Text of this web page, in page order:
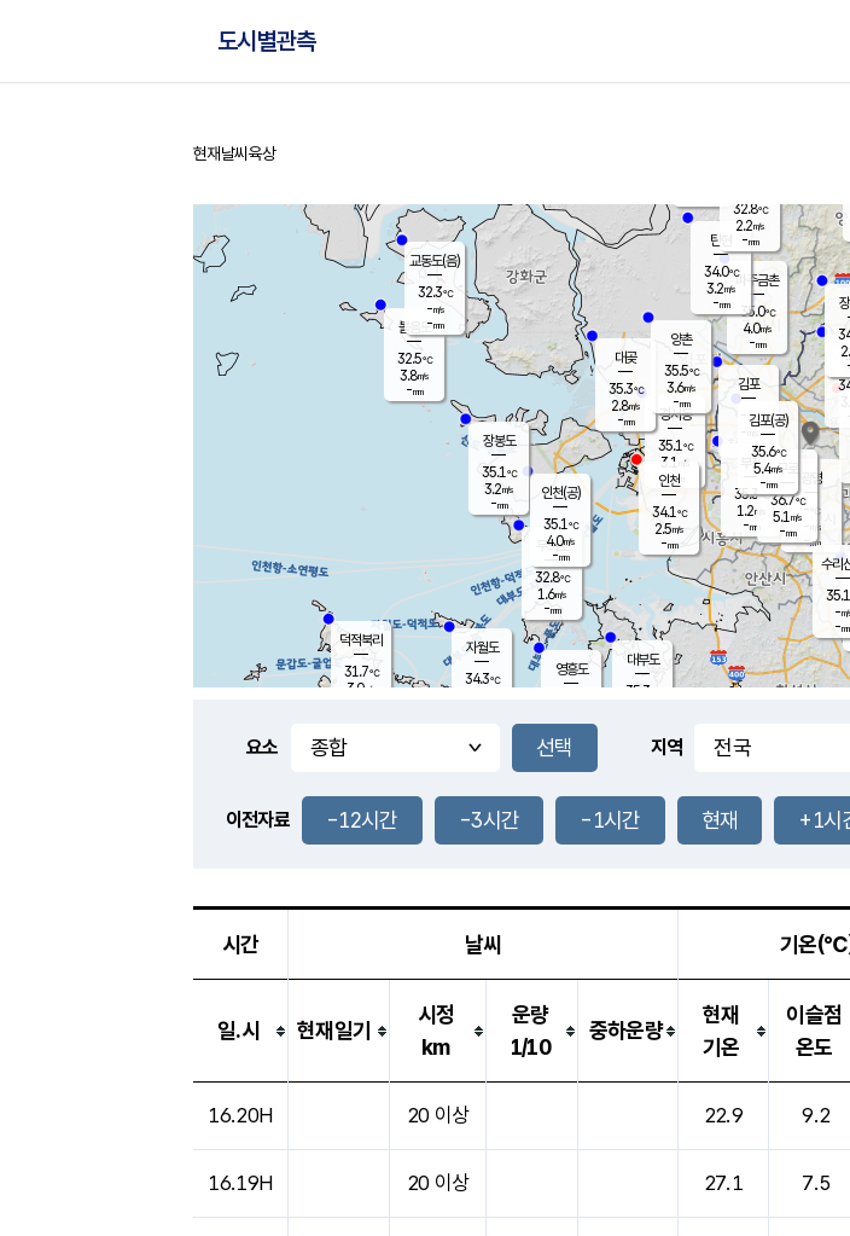
도시별관측
홈
현재날씨 육상
풍도
1.7m/s
무의도
32.8℃
1.6m/s
-mm
영흥도
볼음도
32.5℃
3.8m/s
-mm
자월도
34.3℃
장봉도
35.1℃
3.2m/s
-mm
34.2
℃
대부도
35.3
-
경서동
35.1℃
3.1 m/s
-mm
파주금촌
35.0℃
4.0m/s
-mm
대곶
35.3℃
2.8m/s
-mm
탄현
34.0℃
3.2m/s
-mm
김포
- ℃
-m/s
mm
광명
- ℃
-m/s
-mm
부천
35.3℃
1.2m/s
-mm
-
양촌
35.5℃
3.6m/s
-mm
구로
36.7℃
5.1 m/s
-mm
수리
35.1
-m/
-mm
덕적북리
31.7℃
3.0m/s
인천(공)
35.1℃
4.0m/s
-mm
김포(공)
35.6℃
5.4m/s
-mm
교동도(음)
32.3℃
-m/s
-mm
인천
34.1℃
2.5m/s
-mm
32.8℃
2.2m/s
-mm
요소 지역
이전자료 -12시간 -3시간 -1시간 현재 +1시
시간 날씨 기온
일.시 현재일기
시정
km
운량
1/10
중하운량
현재
기온
이슬점
온도
16.20H 20 이상 22.9 9.2
16.19H 20 이상 27.1 7.5